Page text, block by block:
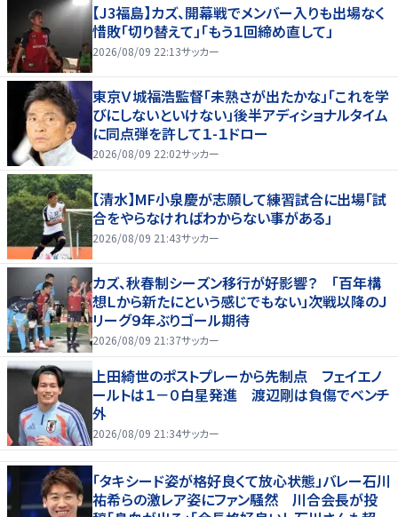
【J3福島】カズ、開幕戦でメンバー入りも出場なく
惜敗「切り替えて」「もう１回締め直して」
2026/08/09 22:13サッカー
東京Ｖ城福浩監督「未熟さが出たかな」「これを学
びにしないといけない」後半アディショナルタイム
に同点弾を許して１-１ドロー
2026/08/09 22:02サッカー
【清水】MF小泉慶が志願して練習試合に出場「試
合をやらなければわからない事がある」
2026/08/09 21:43サッカー
カズ、秋春制シーズン移行が好影響？ 「百年構
想Ｌから新たにという感じでもない」次戦以降のＪ
リーグ９年ぶりゴール期待
2026/08/09 21:37サッカー
上田綺世のポストプレーから先制点 フェイエノ
ールトは１－０白星発進 渡辺剛は負傷でベンチ
外
2026/08/09 21:34サッカー
「タキシード姿が格好良くて放心状態」バレー石川
祐希らの激レア姿にファン騒然 川合会長が投